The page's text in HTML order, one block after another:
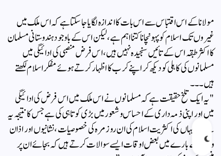
مولانا کے اس اقتباس سے اس بات کا اندازہ لگایا جا سکتا ہے کہ اس ملک میں
غیروں تک اسلام کو پہونچانا کتنا اہم ہے،لیکن اس کے باوجود ہندوستانی مسلمان
کا اکثر طبقہ اس کے تائیں سنجیدہ نہیں ہیں، اس فرض منصبی کی ادائیگی میں
مسلمانوں کی کاہلی کو دیکھ کر اپنے کرب کا اظہار کرتے ہوئے مفکر اسلام لکھتے
ہیں۔۔۔
"یہ ایک تلخ حقیقت ہے کہ مسلمانوں نے اس ملک میں اس فرض کی ادائیگی
میں اور اپنی ذمہ داری کے احساس و شعور میں بڑی کوتاہی کی ہے جس کا نتیجہ یہ
ہے کہ یہاں کی اکثریت اسلام کی ان روزمرہ کی خصوصیات، نشانیوں اور اذان
ونماز کے بارے میں بعض اوقات ایسے سوالات کرتے ہیں کہ بجائے ان پر